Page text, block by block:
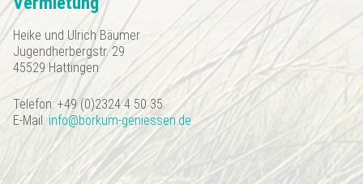
Heike und Ulrich Bäumer
Jugendherbergstr. 29
45529 Hattingen
Telefon: +49 (0)2324 4 50 35
E-Mail: info@borkum-geniessen.de